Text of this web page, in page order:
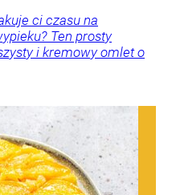
ci czasu na
Ten prosty
i kremowy omlet o